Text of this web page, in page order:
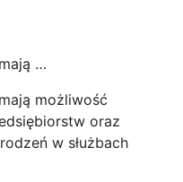
…
możliwość
oraz
w służbach